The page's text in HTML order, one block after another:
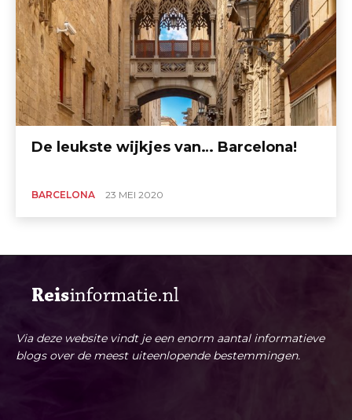
De leukste wijkjes van… Barcelona!
BARCELONA 23 MEI 2020
Via deze website vindt je een enorm aantal informatieve
blogs over de meest uiteenlopende bestemmingen.